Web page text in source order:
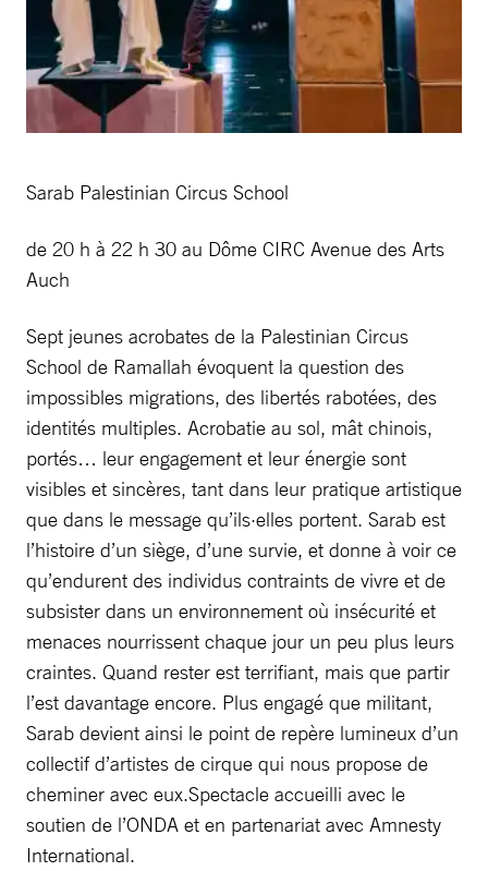
Sarab Palestinian Circus School
de 20 h à 22 h 30 au Dôme CIRC Avenue des Arts
Auch
Sept jeunes acrobates de la Palestinian Circus
School de Ramallah évoquent la question des
impossibles migrations, des libertés rabotées, des
identités multiples. Acrobatie au sol, mât chinois,
portés… leur engagement et leur énergie sont
visibles et sincères, tant dans leur pratique artistique
que dans le message qu’ils·elles portent. Sarab est
l’histoire d’un siège, d’une survie, et donne à voir ce
qu’endurent des individus contraints de vivre et de
subsister dans un environnement où insécurité et
menaces nourrissent chaque jour un peu plus leurs
craintes. Quand rester est terrifiant, mais que partir
l’est davantage encore. Plus engagé que militant,
Sarab devient ainsi le point de repère lumineux d’un
collectif d’artistes de cirque qui nous propose de
cheminer avec eux.Spectacle accueilli avec le
soutien de l’ONDA et en partenariat avec Amnesty
International.